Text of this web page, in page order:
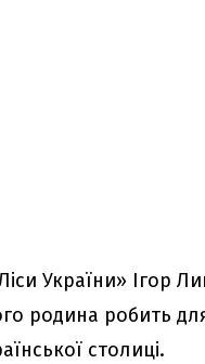
України» Ігор
родина робить
столиці.